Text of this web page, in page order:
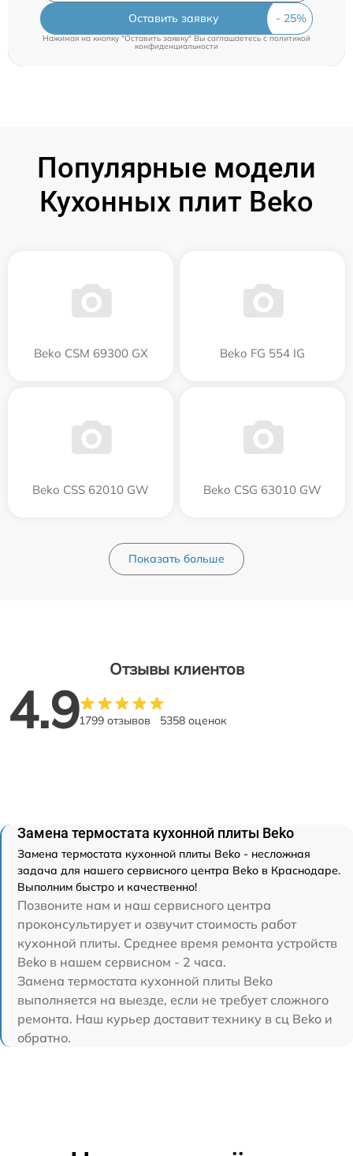
Оставить заявку
Нажимая на кнопку "Оставить заявку" Вы соглашаетесь cполитикой
конфиденциальности
Популярные модели
Кухонных плит Beko
Beko CSM 69300 GX Beko FG 554 IG
Beko CSS 62010 GW Beko CSG 63010 GW
Показать больше
Отзывы клиентов
4.91799 отзывов 5358 оценок
Замена термостата кухонной плиты Beko
Замена термостата кухонной плиты Beko - несложная
задача для нашего сервисного центра Beko в Краснодаре.
Выполним быстро и качественно!
Позвоните нам и наш сервисного центра
проконсультирует и озвучит стоимость работ
кухонной плиты. Среднее время ремонта устройств
Beko в нашем сервисном - 2 часа.
Замена термостата кухонной плиты Beko
выполняется на выезде, если не требует сложного
ремонта. Наш курьер доставит технику в сц Beko и
обратно.